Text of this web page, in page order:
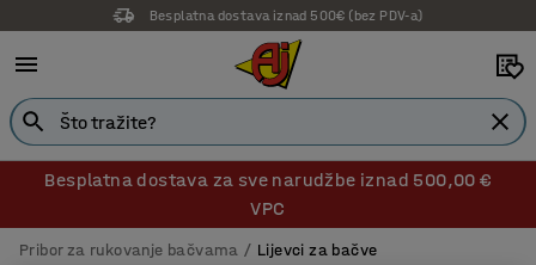
Besplatna dostava iznad 500€ (bez PDV-a)
Besplatna dostava za sve narudžbe iznad 500,00 €
VPC
Pribor za rukovanje bačvama Lijevci za bačve